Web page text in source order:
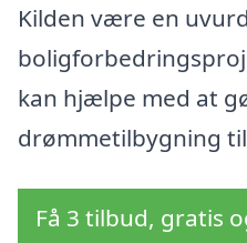
Kilden være en
kan hjælpe med at
drømmetilbygning
Få 3 tilbud, gratis